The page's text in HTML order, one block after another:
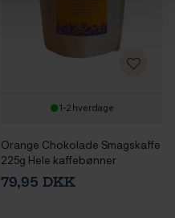
1-2 hverdage
Orange Chokolade Smagskaffe
225g Hele kaffebønner
79,95 DKK